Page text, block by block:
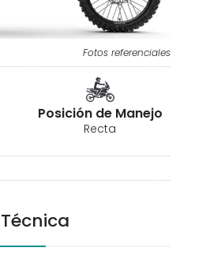
Fotos referenciales
Posición de Manejo
Recta